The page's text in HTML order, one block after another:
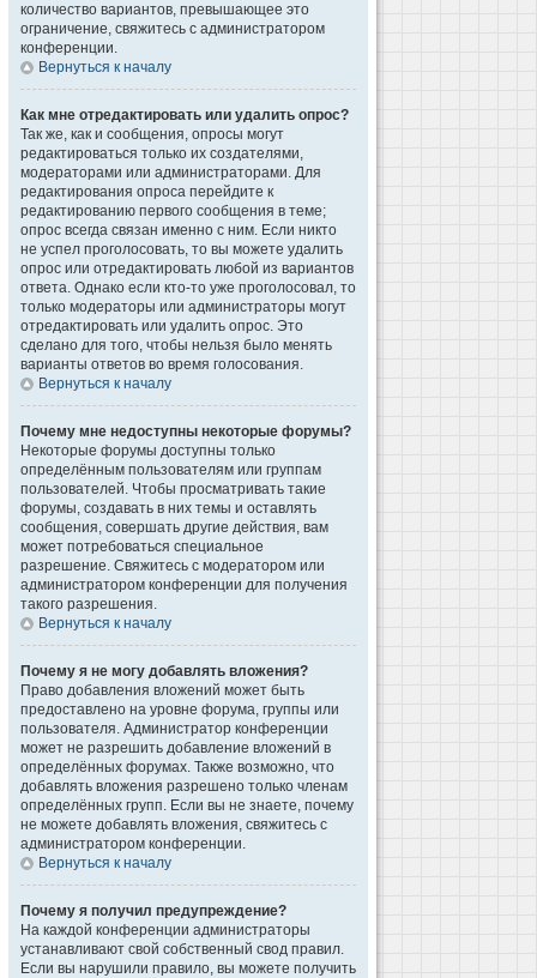
количество вариантов, превышающее это
ограничение, свяжитесь с администратором
конференции.
Вернуться к началу
Как мне отредактировать или удалить опрос?
Так же, как и сообщения, опросы могут
редактироваться только их создателями,
модераторами или администраторами. Для
редактирования опроса перейдите к
редактированию первого сообщения в теме;
опрос всегда связан именно с ним. Если никто
не успел проголосовать, то вы можете удалить
опрос или отредактировать любой из вариантов
ответа. Однако если кто-то уже проголосовал, то
только модераторы или администраторы могут
отредактировать или удалить опрос. Это
сделано для того, чтобы нельзя было менять
варианты ответов во время голосования.
Вернуться к началу
Почему мне недоступны некоторые форумы?
Некоторые форумы доступны только
определённым пользователям или группам
пользователей. Чтобы просматривать такие
форумы, создавать в них темы и оставлять
сообщения, совершать другие действия, вам
может потребоваться специальное
разрешение. Свяжитесь с модератором или
администратором конференции для получения
такого разрешения.
Вернуться к началу
Почему я не могу добавлять вложения?
Право добавления вложений может быть
предоставлено на уровне форума, группы или
пользователя. Администратор конференции
может не разрешить добавление вложений в
определённых форумах. Также возможно, что
добавлять вложения разрешено только членам
определённых групп. Если вы не знаете, почему
не можете добавлять вложения, свяжитесь с
администратором конференции.
Вернуться к началу
Почему я получил предупреждение?
На каждой конференции администраторы
устанавливают свой собственный свод правил.
Если вы нарушили правило, вы можете получить